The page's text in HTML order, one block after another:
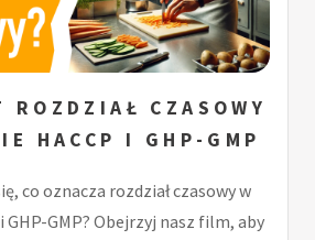
ROZDZIAŁ CZASOWY
HACCP I GHP-GMP
co oznacza rozdział czasowy w
GHP-GMP? Obejrzyj nasz film, aby